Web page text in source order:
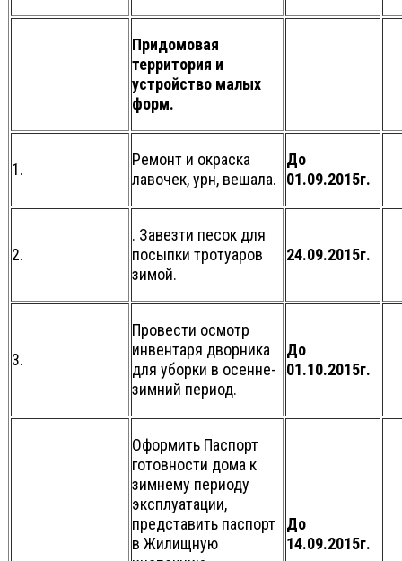
Придомовая
территория и
устройство малых
форм.
1.
Ремонт и окраска
лавочек, урн, вешала.
До
01.09.2015г.
2.
. Завезти песок для
посыпки тротуаров
зимой.
24.09.2015г.
3.
Провести осмотр
инвентаря дворника
для уборки в осенне-
зимний период.
До
01.10.2015г.
Оформить Паспорт
готовности дома к
зимнему периоду
эксплуатации,
представить паспорт
в Жилищную
До
14.09.2015г.